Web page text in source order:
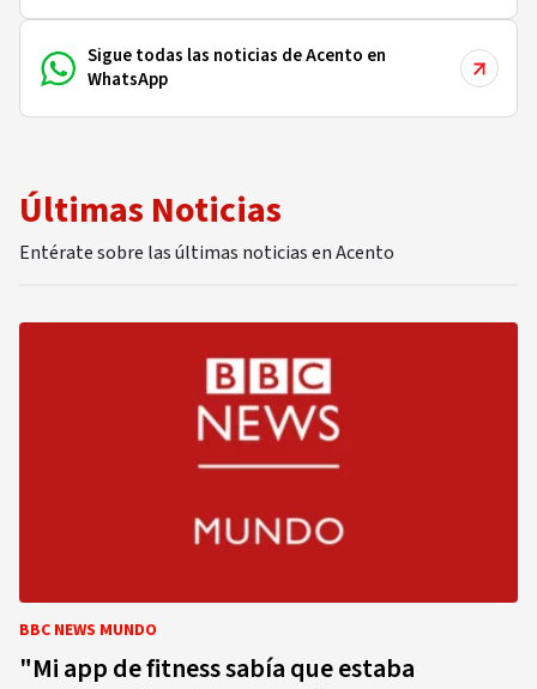
Sigue todas las noticias de Acento en
WhatsApp